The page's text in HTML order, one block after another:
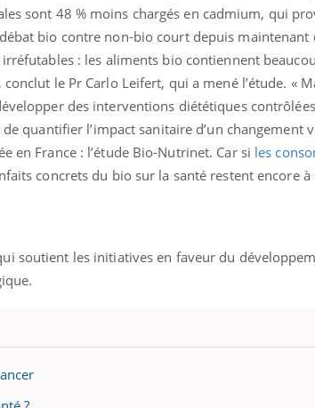
sont 48 % moins chargés en cadmium, qui
bio contre non-bio court depuis maintenant
: les aliments bio contiennent
le Pr Carlo Leifert, qui a mené l’étude. «
des interventions diététiques
quantifier l’impact sanitaire d’un changement
en France : l’étude Bio-Nutrinet. Car si les
concrets du bio sur la santé restent encore
soutient les initiatives en faveur du